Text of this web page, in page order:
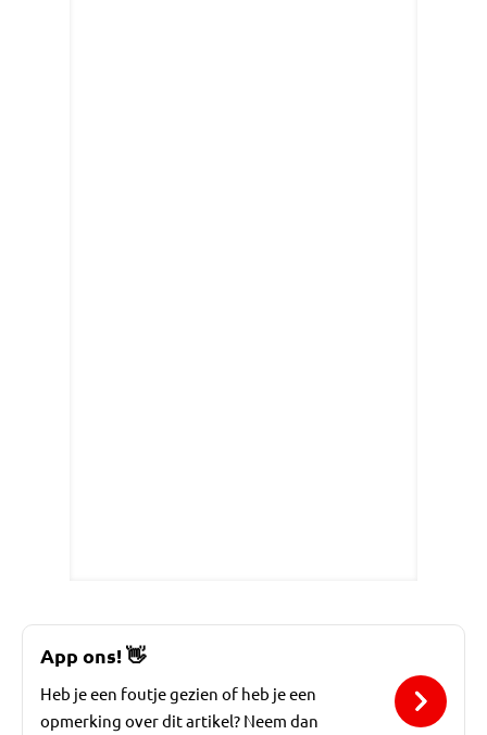
App ons! 👋
Heb je een foutje gezien of heb je een
opmerking over dit artikel? Neem dan